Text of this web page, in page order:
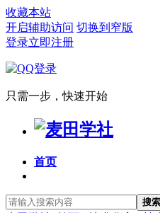
收藏本站
开启辅助访问 切换到窄版
登录立即注册
只需一步，快速开始
首页
搜索